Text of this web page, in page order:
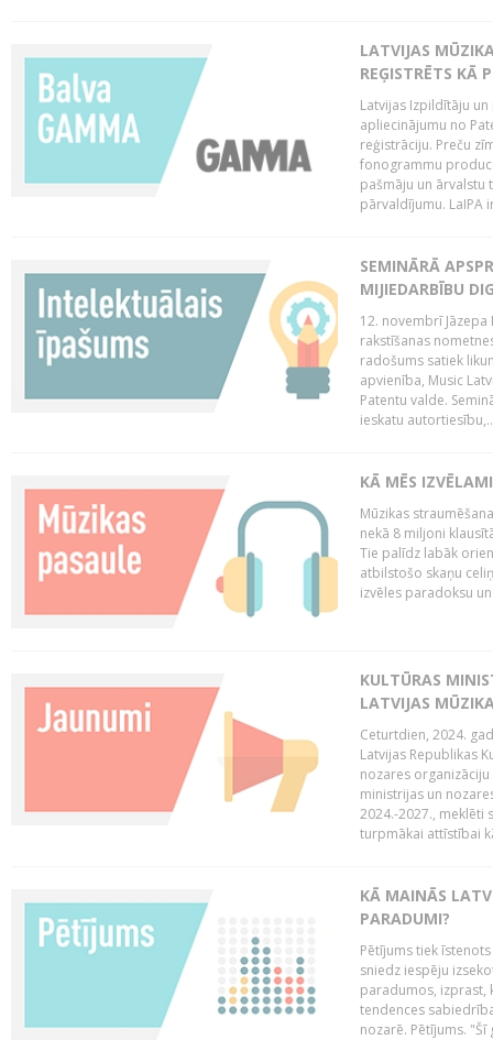
LATVIJAS
REĢISTRĒTS KĀ
Latvijas Izpildītāju
apliecinājumu no
reģistrāciju. Preču
fonogrammu
pašmāju un ārvalstu
pārvaldījumu. LaIPA
SEMINĀRĀ
MIJIEDARBĪBU
12. novembrī
rakstīšanas
radošums satiek
apvienība, Music
Patentu valde.
ieskatu
KĀ MĒS
Mūzikas
nekā 8 miljoni
Tie palīdz labāk
atbilstošo skaņu
izvēles paradoksu
KULTŪRAS
LATVIJAS
Ceturtdien, 2024.
Latvijas Republikas
nozares
ministrijas un
2024.-2027., meklēti
turpmākai attīstībai
KĀ MAINĀS
PARADUMI?
Pētījums tiek
sniedz iespēju
paradumos, izprast,
tendences
nozarē. Pētījums.